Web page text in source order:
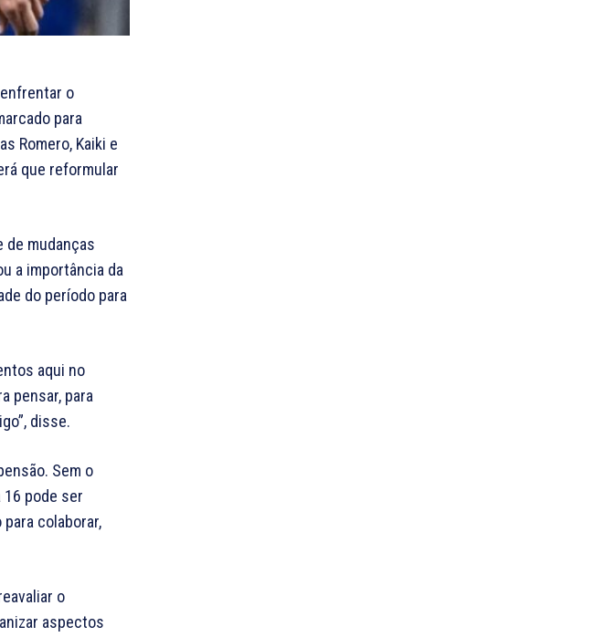
o
para
Romero, Kaiki e
que reformular
mudanças
a importância da
do período para
aqui no
pensar, para
disse.
Sem o
pode ser
colaborar,
o
aspectos